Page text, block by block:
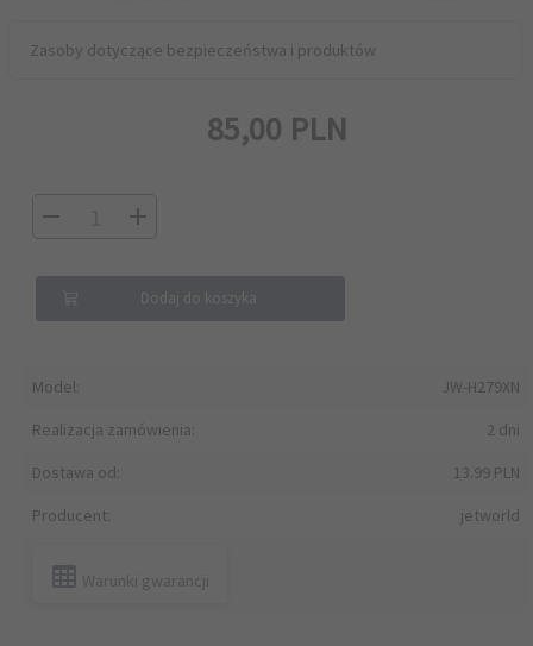
Zasoby dotyczące bezpieczeństwa i produktów
Model:
JW-H279XN
Realizacja zamówienia:
2 dni
Dostawa od:
13.99 PLN
Producent:
jetworld
Warunki gwarancji
85,00 PLN
Dodaj do koszyka